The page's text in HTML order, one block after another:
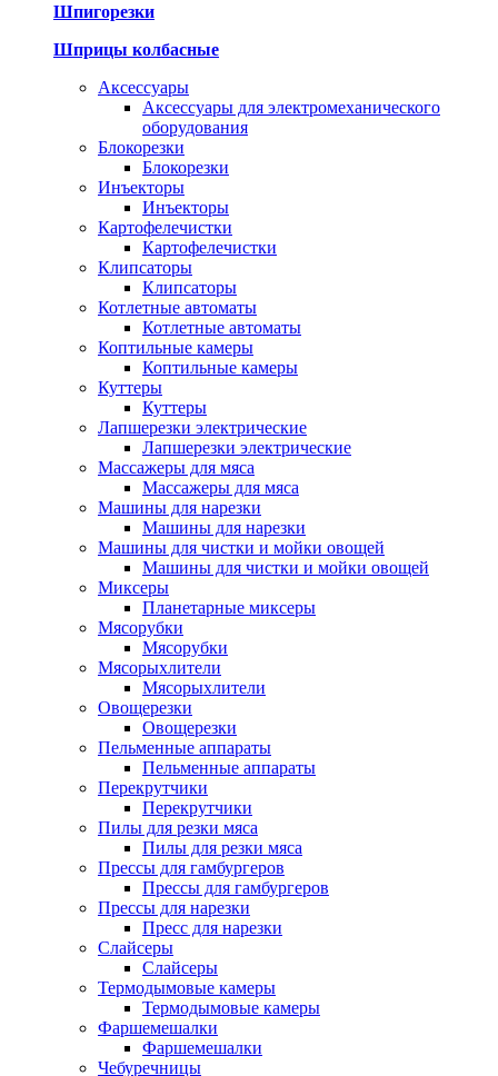
Шпигорезки
Шприцы колбасные
Аксессуары
Аксессуары для электромеханического
оборудования
Блокорезки
Блокорезки
Инъекторы
Инъекторы
Картофелечистки
Картофелечистки
Клипсаторы
Клипсаторы
Котлетные автоматы
Котлетные автоматы
Коптильные камеры
Коптильные камеры
Куттеры
Куттеры
Лапшерезки электрические
Лапшерезки электрические
Массажеры для мяса
Массажеры для мяса
Машины для нарезки
Машины для нарезки
Машины для чистки и мойки овощей
Машины для чистки и мойки овощей
Миксеры
Планетарные миксеры
Мясорубки
Мясорубки
Мясорыхлители
Мясорыхлители
Овощерезки
Овощерезки
Пельменные аппараты
Пельменные аппараты
Перекрутчики
Перекрутчики
Пилы для резки мяса
Пилы для резки мяса
Прессы для гамбургеров
Прессы для гамбургеров
Прессы для нарезки
Пресс для нарезки
Слайсеры
Слайсеры
Термодымовые камеры
Термодымовые камеры
Фаршемешалки
Фаршемешалки
Чебуречницы